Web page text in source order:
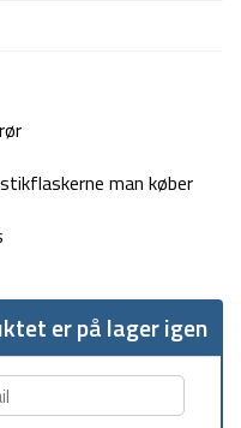
man køber
er på lager igen